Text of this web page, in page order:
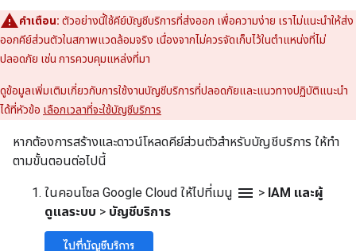
คำเตือน: ตัวอย่างนี้ใช้คีย์บัญชีบริการที่ส่งออก เพื่อความง่าย เราไม่แนะนำให้ส่ง
ออกคีย์ส่วนตัวในสภาพแวดล้อมจริง เนื่องจากไม่ควรจัดเก็บไว้ในตำแหน่งที่ไม่
ปลอดภัย เช่น การควบคุมแหล่งที่มา
ดูข้อมูลเพิ่มเติมเกี่ยวกับการใช้งานบัญชีบริการที่ปลอดภัยและแนวทางปฏิบัติแนะนำ
ได้ที่หัวข้อ เลือกเวลาที่จะใช้บัญชีบริการ
หากต้องการสร้างและดาวน์โหลดคีย์ส่วนตัวสำหรับบัญชีบริการ ให้ทำ
ตามขั้นตอนต่อไปนี้
ในคอนโซล Google Cloud ให้ไปที่เมนู menu > IAM และผู้
ดูแลระบบ > บัญชีบริการ
ไปที่บัญชีบริการ